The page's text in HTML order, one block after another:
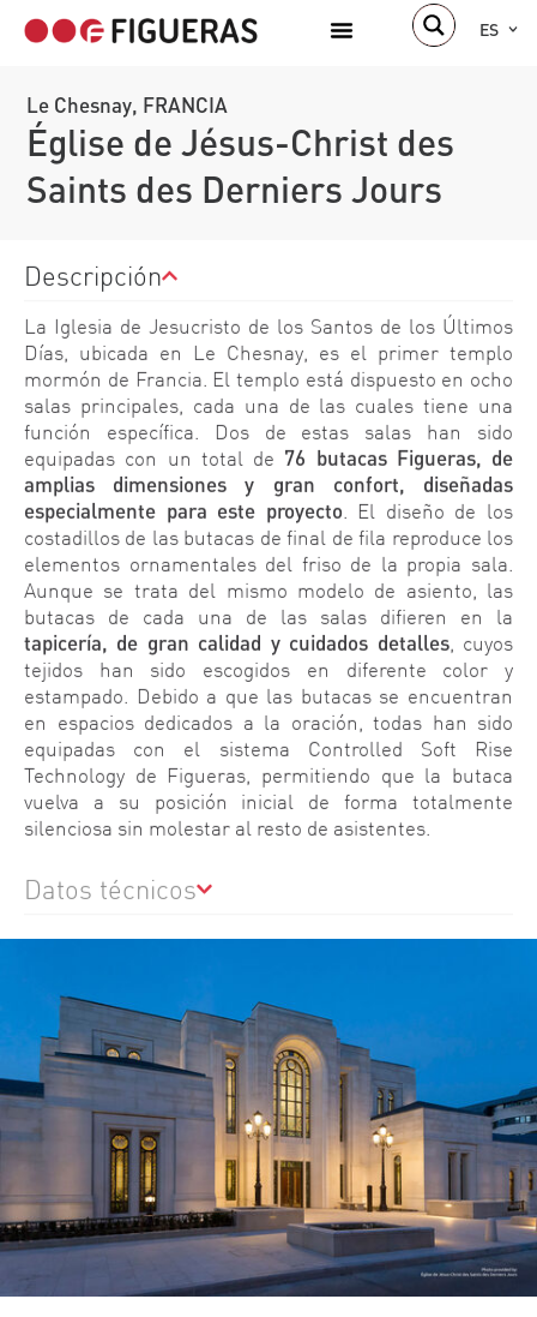
ES
Le Chesnay, FRANCIA
Église de Jésus-Christ des
Saints des Derniers Jours
Descripción
La Iglesia de Jesucristo de los Santos de los Últimos
Días, ubicada en Le Chesnay, es el primer templo
mormón de Francia. El templo está dispuesto en ocho
salas principales, cada una de las cuales tiene una
función específica. Dos de estas salas han sido
equipadas con un total de 76 butacas Figueras, de
amplias dimensiones y gran confort, diseñadas
especialmente para este proyecto . El diseño de los
costadillos de las butacas de final de fila reproduce los
elementos ornamentales del friso de la propia sala.
Aunque se trata del mismo modelo de asiento, las
butacas de cada una de las salas difieren en la
tapicería, de gran calidad y cuidados detalles, cuyos
tejidos han sido escogidos en diferente color y
estampado. Debido a que las butacas se encuentran
en espacios dedicados a la oración, todas han sido
equipadas con el sistema Controlled Soft Rise
Technology de Figueras, permitiendo que la butaca
vuelva a su posición inicial de forma totalmente
silenciosa sin molestar al resto de asistentes.
Datos técnicos